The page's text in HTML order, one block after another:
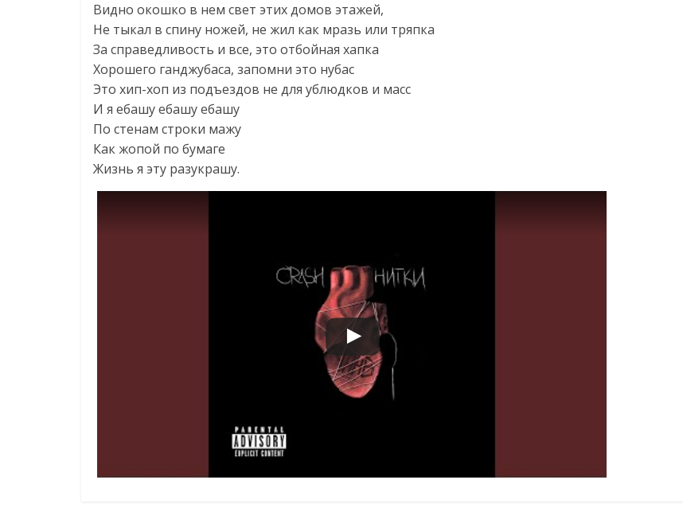
Видно окошко в нем свет этих домов этажей,
Не тыкал в спину ножей, не жил как мразь или тряпка
За справедливость и все, это отбойная хапка
Хорошего ганджубаса, запомни это нубас
Это хип-хоп из подъездов не для ублюдков и масс
И я ебашу ебашу ебашу
По стенам строки мажу
Как жопой по бумаге
Жизнь я эту разукрашу.